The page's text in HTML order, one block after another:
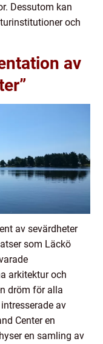
Dessutom kan
och
av
av sevärdheter
som Läckö
arkitektur och
dröm för alla
av
Center en
en samling av